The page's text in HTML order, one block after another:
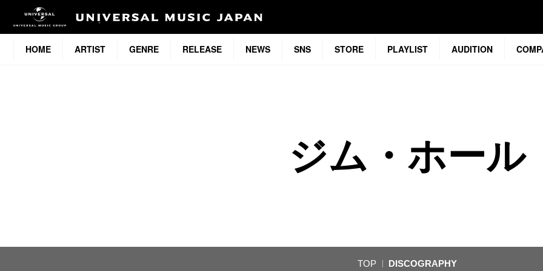
HOME ARTIST GENRE RELEASE NEWS SNS STORE PLAYLIST AUDITION
ジム・ホール
TOP DISCOGRAPHY